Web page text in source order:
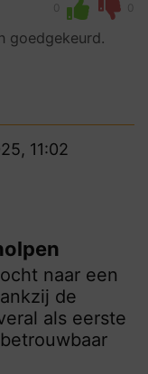
0 0
goedgekeurd.
11:02
naar een
de
als eerste